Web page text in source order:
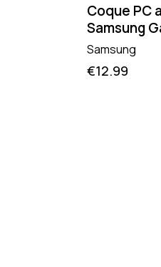
Coque PC
Samsung
Samsung
€12.99